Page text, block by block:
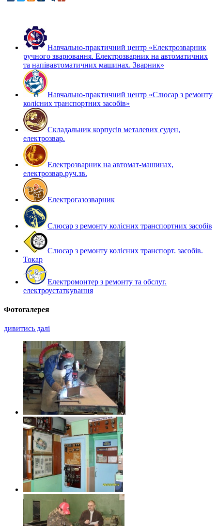
Навчально-практичний центр «Електрозварник
ручного зварювання. Електрозварник на автоматичних
та напівавтоматичних машинах. Зварник»
Навчально-практичний центр «Слюсар з ремонту
колісних транспортних засобів»
Складальник корпусів металевих суден,
електрозвар.
Електрозварник на автомат-машинах,
електрозвар.руч.зв.
Електрогазозварник
Слюсар з ремонту колісних транспортних засобів
Слюсар з ремонту колісних транспорт. засобів.
Токар
Електромонтер з ремонту та обслуг.
електроустаткування
Фотогалерея
дивитись далі